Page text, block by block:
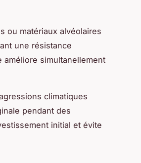
ou matériaux alvéolaires
une résistance
simultanellement
climatiques
pendant des
initial et évite